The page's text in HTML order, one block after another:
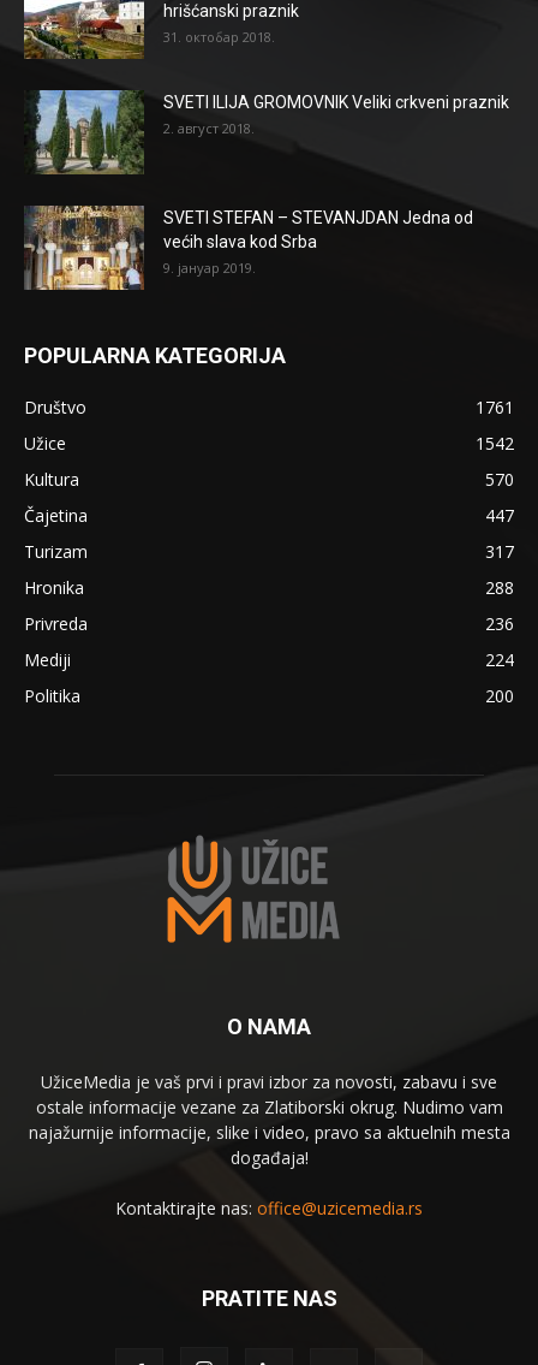
hrišćanski praznik
31. октобар 2018.
SVETI ILIJA GROMOVNIK Veliki crkveni praznik
2. август 2018.
SVETI STEFAN – STEVANJDAN Jedna od
većih slava kod Srba
9. јануар 2019.
POPULARNA KATEGORIJA
Društvo
1761
Užice
1542
Kultura
570
Čajetina
447
Turizam
317
Hronika
288
Privreda
236
Mediji
224
Politika
200
O NAMA
UžiceMedia je vaš prvi i pravi izbor za novosti, zabavu i sve
ostale informacije vezane za Zlatiborski okrug. Nudimo vam
najažurnije informacije, slike i video, pravo sa aktuelnih mesta
događaja!
Kontaktirajte nas: office@uzicemedia.rs
PRATITE NAS